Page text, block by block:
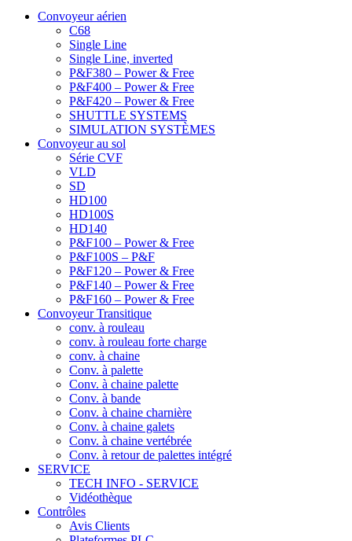
Convoyeur aérien
C68
Single Line
Single Line, inverted
P&F380 – Power & Free
P&F400 – Power & Free
P&F420 – Power & Free
SHUTTLE SYSTEMS
SIMULATION SYSTÈMES
Convoyeur au sol
Série CVF
VLD
SD
HD100
HD100S
HD140
P&F100 – Power & Free
P&F100S – P&F
P&F120 – Power & Free
P&F140 – Power & Free
P&F160 – Power & Free
Convoyeur Transitique
conv. à rouleau
conv. à rouleau forte charge
conv. à chaine
Conv. à palette
Conv. à chaine palette
Conv. à bande
Conv. à chaine charnière
Conv. à chaine galets
Conv. à chaine vertébrée
Conv. à retour de palettes intégré
SERVICE
TECH INFO - SERVICE
Vidéothèque
Contrôles
Avis Clients